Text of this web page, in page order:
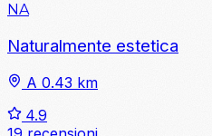
NA
Naturalmente estetica
A 0.43 km
4.9